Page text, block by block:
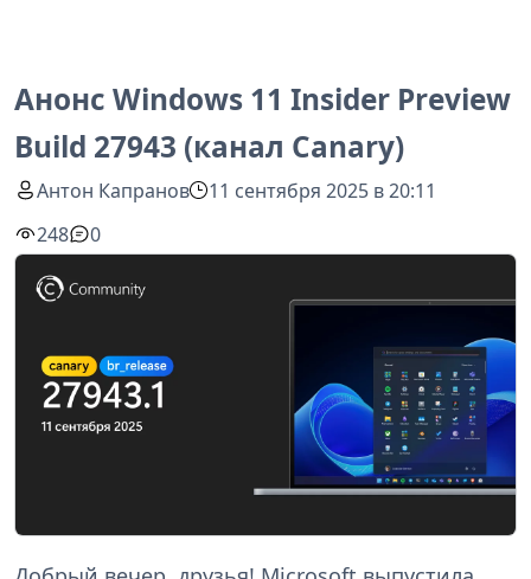
Анонс Windows 11 Insider Preview
Build 27943 (канал Canary)
Антон Капранов
11 сентября 2025 в 20:11
248
0